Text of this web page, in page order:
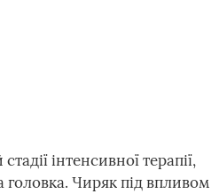
інтенсивної терапії,
головка. Чиряк під впливом